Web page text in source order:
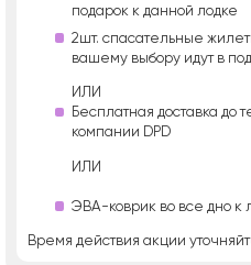
подарок к данной лодке
2шт. спасательные
вашему выбору идут в
ИЛИ
Бесплатная доставка до
компании DPD
ИЛИ
ЭВА-коврик во все дно к
Время действия акции